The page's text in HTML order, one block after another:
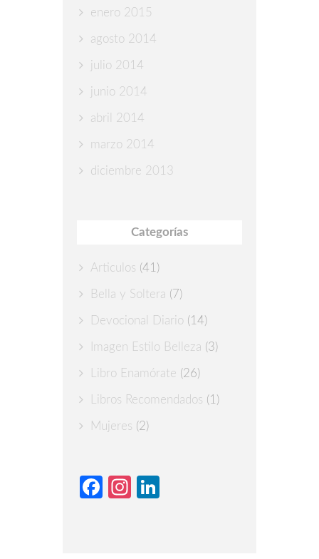
enero 2015
agosto 2014
julio 2014
junio 2014
abril 2014
marzo 2014
diciembre 2013
Categorías
Articulos (41)
Bella y Soltera (7)
Devocional Diario (14)
Imagen Estilo Belleza (3)
Libro Enamórate (26)
Libros Recomendados (1)
Mujeres (2)
Facebook
Instagram